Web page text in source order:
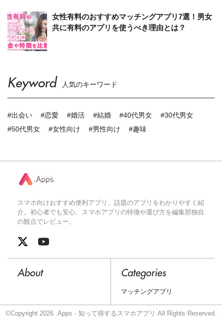
女性有料のおすすめマッチングアプリ7選！男女
共に有料のアプリを使うべき理由とは？
Keyword 人気のキーワード
#出会い #恋愛 #婚活 #結婚 #40代男女
#30代男女
#50代男女
#女性向け #男性向け #趣味
スマホ向けおすすめ便利アプリ、話題のアプリをわかりやすく紹
介。初心者でも安心、スマホアプリの特徴や選び方を編集部独自
の観点でレビュー。
About Categories
マッチングアプリ
©Copyright 2026 .Apps - 知って得するスマホアプリ All Rights Reserved.